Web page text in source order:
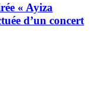
« Ayiza
d’un concert